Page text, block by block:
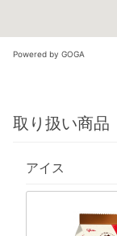
Powered by GOGA
取り扱い商品
アイス